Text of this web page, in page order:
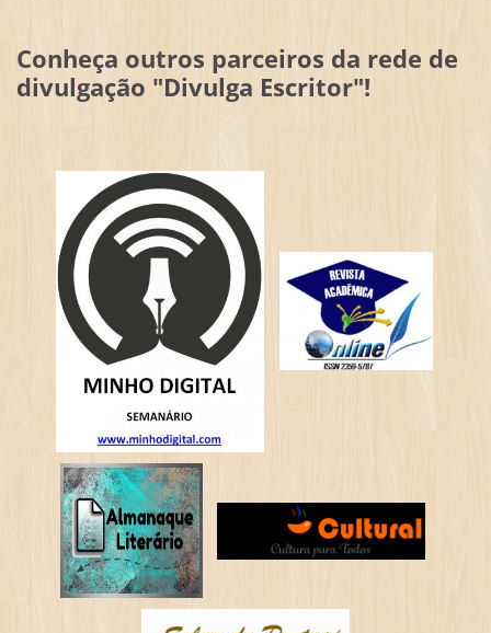
Conheça outros parceiros da rede de
divulgação "Divulga Escritor"!